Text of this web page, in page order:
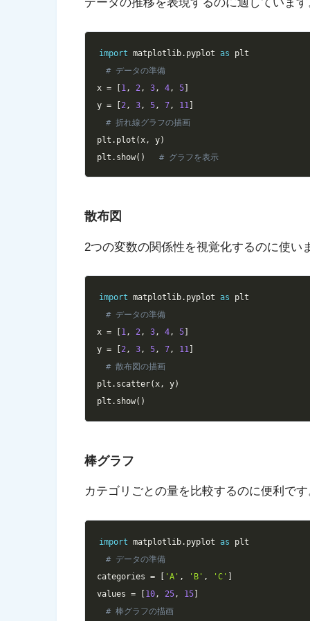
import matplotlib. pyplot as
# データの準備
x = [1 , 2 , 3 , 4 , 5]
y = [2 , 3 , 5 , 7 , 11 ]
# 折れ線グラフの描画
plt . plot ( x , y)
plt . show( ) # グラフを表示
散布図
2つの変数の関係性を視覚化するのに使い
import matplotlib. pyplot as
# データの準備
x = 1, 2, 3, 4, 5
y = [2, 3, 5, 7, 11
# 散布図の描画
plt . scatter(x, y)
plt . show( )
棒グラフ
カテゴリごとの量を比較するのに便利です
import matplotlib. pyplot as
# データの準備
categories = 'A' , 'B' , 'C'
values = 10, 25, 15
# 棒グラフの描画